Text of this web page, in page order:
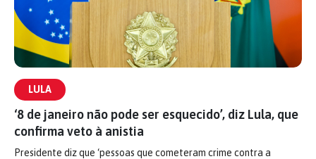
LULA
‘8 de janeiro não pode ser esquecido’, diz Lula, que
confirma veto à anistia
Presidente diz que ‘pessoas que cometeram crime contra a